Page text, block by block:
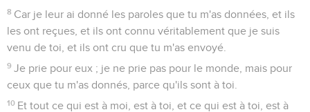
8 Car je leur ai donné les paroles que tu m'as données, et ils
les ont reçues, et ils ont connu véritablement que je suis
venu de toi, et ils ont cru que tu m'as envoyé.
9 Je prie pour eux ; je ne prie pas pour le monde, mais pour
ceux que tu m'as donnés, parce qu'ils sont à toi.
10 Et tout ce qui est à moi, est à toi, et ce qui est à toi, est à